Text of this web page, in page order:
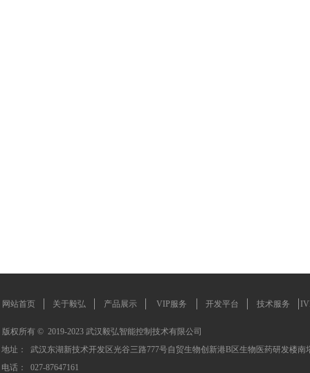
版权所有 ©  2019-2023 武汉毅弘智能控制技术有限公司
地址：
武汉东湖新技术开发区光谷三路777号自贸生物创新港B区生物医药研发楼南
电话：
027-87647161
网站首页 关于毅弘 产品展示 VIP服务 开发平台 技术服务